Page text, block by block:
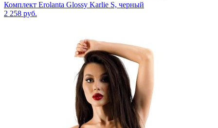
Комплект Erolanta Glossy Karlie S, черный
2 258 руб.